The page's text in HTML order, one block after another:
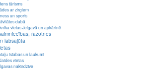
tūrisms
ar zirgiem
un sports
dabā
vietas Jelgavā un apkārtnē
ražotnes
labsajūta
istabas un laukumi
vietas
naktsdzīve